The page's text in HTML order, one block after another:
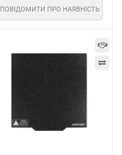
ПОВІДОМИТИ ПРО НАЯВНІСТЬ